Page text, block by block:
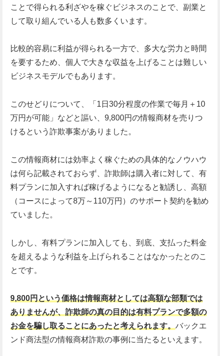
ことで得られる利ざやを稼ぐビジネスのことで、副業と
して取り組んでいる人も数多くいます。
比較的容易に利益が得られる一方で、多大な労力と時間
を要するため、個人で大きな収益を上げることは難しい
ビジネスモデルでもあります。
このせどりについて、「1日30分程度の作業で毎月＋10
万円が可能」などと謳い、9,800円の情報商材を売りつ
けるという詐欺事案がありました。
この情報商材には効率よく稼ぐための具体的なノウハウ
は何ら記載されておらず、詐欺師は購入者に対して、有
料プランに加入すれば稼げるようになると勧誘し、高額
（コースによって8万～110万円）のサポート契約を勧め
ていました。
しかし、有料プランに加入しても、到底、支払った料金
を超えるような利益を上げられることはなかったとのこ
とです。
9,800円という価格は情報商材としては高額な部類では
ありませんが、詐欺師の真の目的は有料プランで多額の
お金を騙し取ることにあったと考えられます。 バックエ
ンド商法型の情報商材詐欺の事例に当たるといえます。